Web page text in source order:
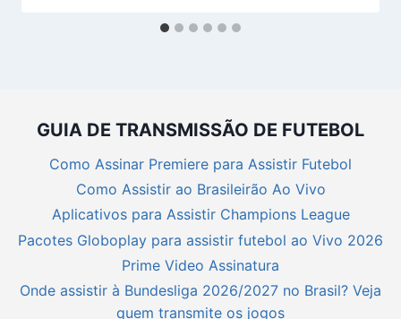
GUIA DE TRANSMISSÃO DE FUTEBOL
Como Assinar Premiere para Assistir Futebol
Como Assistir ao Brasileirão Ao Vivo
Aplicativos para Assistir Champions League
Pacotes Globoplay para assistir futebol ao Vivo 2026
Prime Video Assinatura
Onde assistir à Bundesliga 2026/2027 no Brasil? Veja
quem transmite os jogos